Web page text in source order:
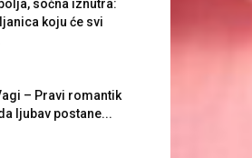
sočna iznutra:
koju će svi
– Pravi romantik
ljubav postane...